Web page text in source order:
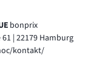
bonprix
| 22179 Hamburg
kontakt/